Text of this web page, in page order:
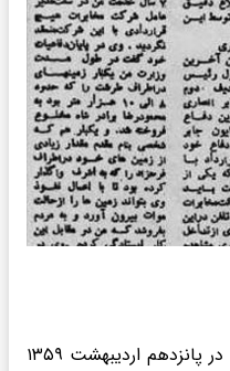
پس از برگزاری چند جلسه دادگاه، در پانزدهم اردیبهشت ۱۳۵۹